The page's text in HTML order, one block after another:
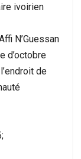
ivoirien
N’Guessan
d’octobre
de